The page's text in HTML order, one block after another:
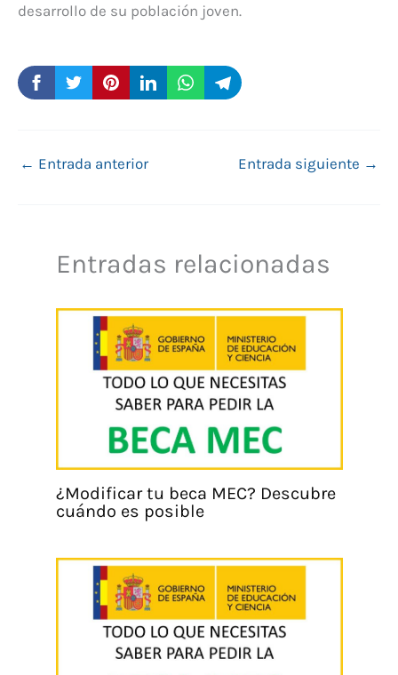
desarrollo de su población joven.
← Entrada anterior Entrada siguiente →
Entradas relacionadas
¿Modificar tu beca MEC? Descubre
cuándo es posible